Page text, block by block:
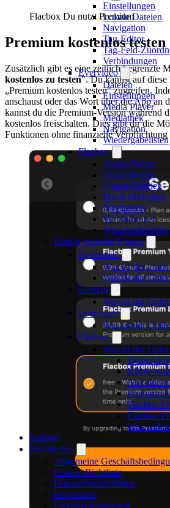
Einstellungen
Lokale Dateien
Navigation
Tag-Editor
Tag-Feld-
Verbindungen
Evervideo
Dateien
Einstellungen
Media Player
Mediathek
Navigation
Wiedergabelisten
Flacbox
Audio-Player
Einstellungen
Lokale Dateien
Musikbibliothek
Navigation
Verbindungen
Wiedergabelisten
Häufig gestellte Fragen
Evermusic
Was ist der
Was ist der
Evertag
Was ist der
Evervideo
Was ist der
Flacbox
Was ist der
Deinen
Käufe
Auf einem
Premium
Flacbox
Flacbox
Was
Support
Rechtliches
Allgemeine
Cookie-Richtlinie
Datenschutzrichtlinie
Impressum
Lizenzvereinbarung
Flacbox Du nutzt Premium
Premium kostenlos testen
Zusätzlich gibt es eine zeitlich begrenzte
kostenlos zu testen". Du kannst auf
„Premium kostenlos testen" zugreifen.
anschaust oder das Wort über die App an
kannst du die Premium-Version während
kostenlos freischalten. Dies gibt dir die
Funktionen ohne finanzielle Verpflichtung